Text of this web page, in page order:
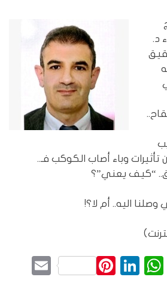
د.
وباء أصاب الكوكب فـ..
“كيف يعني”؟
اليه.. أم لا؟!
Twitter
WhatsApp
LinkedIn
Pinterest